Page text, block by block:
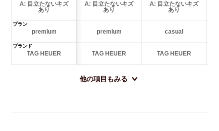
A: 目立たないキズ
あり
A: 目立たないキズ
あり
A: 目立たないキズ
あり
プラン
premium premium casual
ブランド
TAG HEUER TAG HEUER TAG HEUER
他の項目もみる